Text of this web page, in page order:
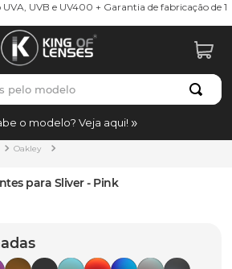
UVB e UV400 + Garantia de fabricação de 1
pelo modelo
o modelo? Veja aqui!
Oakley
para Sliver - Pink